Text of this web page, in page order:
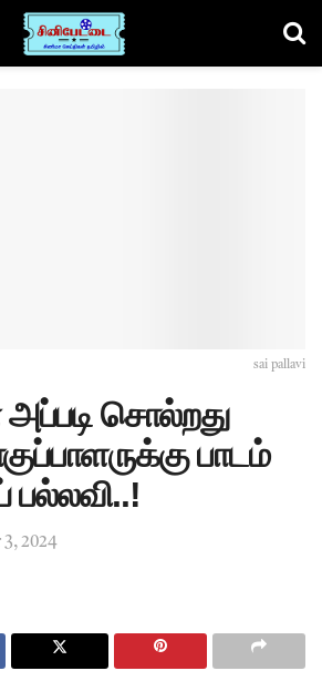
sai pallavi
சொல்றது
பாடம்
பல்லவி..!
2024